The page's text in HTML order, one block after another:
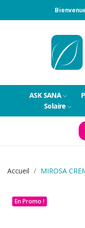
ASK SANA
Solaire
Accueil MIROSA
En Promo !